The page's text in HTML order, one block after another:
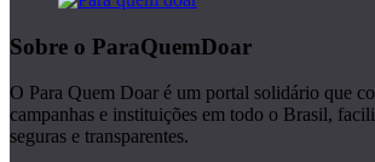
Sobre o ParaQuemDoar
O Para Quem Doar é um portal solidário que
campanhas e instituições em todo o Brasil,
seguras e transparentes.